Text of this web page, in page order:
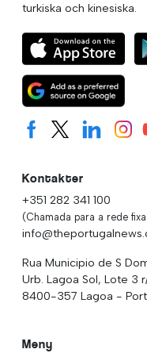
turkiska och kinesiska.
Kontakter
+351 282 341 100
(Chamada para a rede
Rua Municipio de S
Urb. Lagoa Sol, Lote 3
8400-357 Lagoa -
Meny